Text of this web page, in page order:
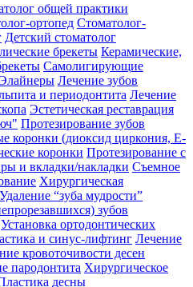
общей практики
ортопед Стоматолог-
Детский стоматолог
брекеты Керамические,
Самолигирующие
Лечение зубов
и периодонтита Лечение
Эстетическая реставрация
Протезирование зубов
коронки (диоксид циркония, E-
коронки Протезирование с
и вкладки/накладки Съемное
Хирургическая
Удаление “зуба мудрости”
зубов
Установка ортодонтических
и синус-лифтинг Лечение
кровоточивости десен
пародонтита Хирургическое
десны